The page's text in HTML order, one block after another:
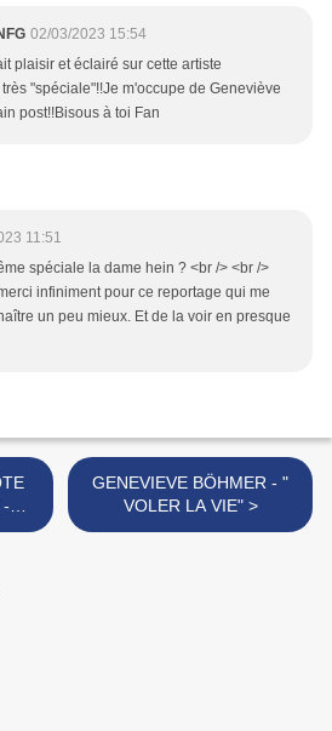
02/03/2023 15:54
plaisir et éclairé sur cette artiste
"spéciale"!!Je m'occupe de Geneviève
post!!Bisous à toi Fan
11:51
spéciale la dame hein ? <br /> <br />
infiniment pour ce reportage qui me
un peu mieux. Et de la voir en presque
-
GENEVIEVE BÖHMER - "
VOLER LA VIE" >